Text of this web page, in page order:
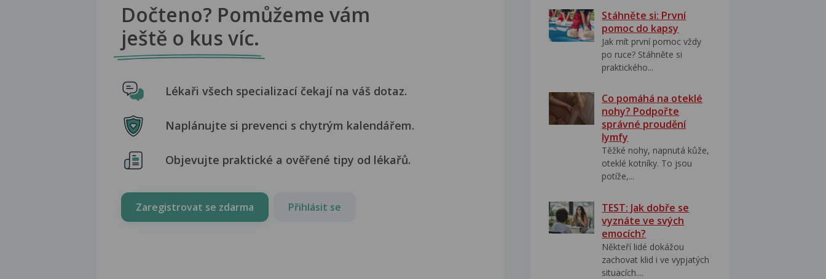
Dočteno? Pomůžeme vám
ještě o kus víc.
Lékaři všech specializací čekají na váš dotaz.
Naplánujte si prevenci s chytrým kalendářem.
Objevujte praktické a ověřené tipy od lékařů.
Zaregistrovat se zdarma Přihlásit se
Stáhněte si: První
pomoc do kapsy
Jak mít první pomoc vždy
po ruce? Stáhněte si
praktického...
Co pomáhá na oteklé
nohy? Podpořte
správné proudění
lymfy
Těžké nohy, napnutá kůže,
oteklé kotníky. To jsou
potíže,...
TEST: Jak dobře se
vyznáte ve svých
emocích?
Někteří lidé dokážou
zachovat klid i ve vypjatých
situacích....